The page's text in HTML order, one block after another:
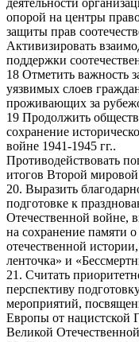
деятельности
опорой на центры
защиты прав
Активизировать
поддержки
18 Отметить важность
уязвимых слоев
проживающих за
19 Продолжить
сохранение
войне 1941-1945 гг..
Противодействовать
итогов Второй
20. Выразить
подготовке к
Отечественной войне,
на сохранение памяти
отечественной
ленточка» и
21. Считать
перспективу
мероприятий,
Европы от нацистской
Великой